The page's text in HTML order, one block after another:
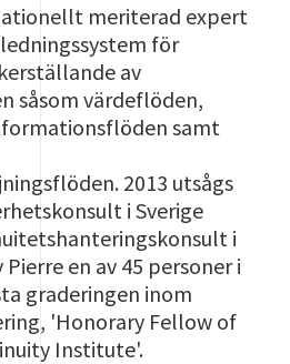
meriterad expert
för
av
såsom värdeflöden,
samt
2013 utsågs
i Sverige
i
en av 45 personer i
graderingen inom
'Honorary Fellow of
Institute'.